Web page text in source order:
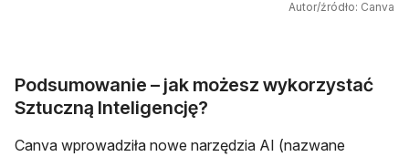
Autor/źródło: Canva
Podsumowanie – jak możesz wykorzystać
Sztuczną Inteligencję?
Canva wprowadziła nowe narzędzia AI (nazwane